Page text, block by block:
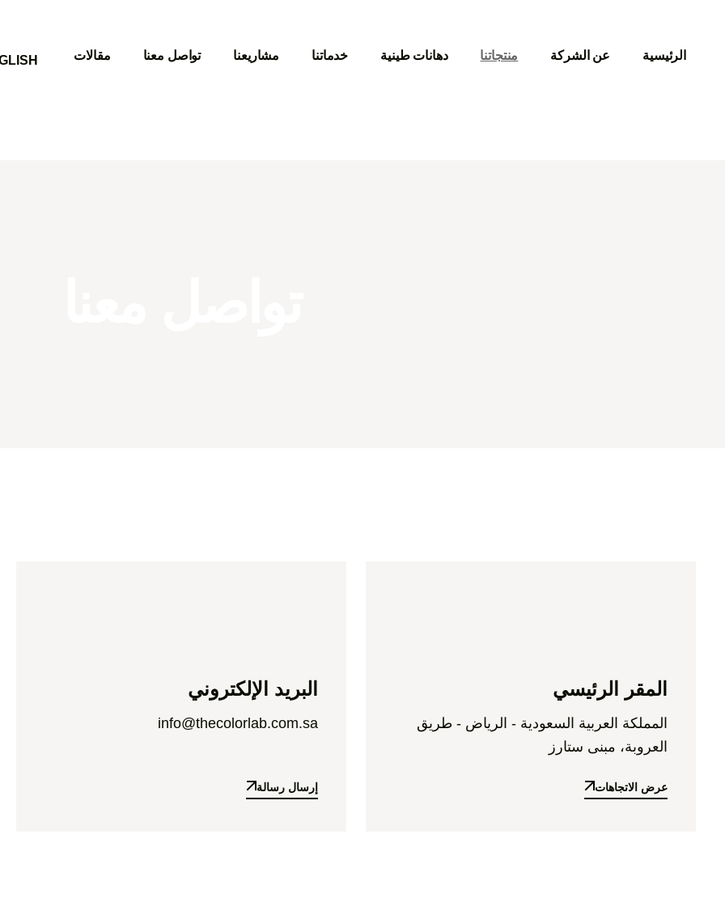
الرئيسية عن الشركة منتجاتنا دهانات طينية خدماتنا مشاريعنا تواصل معنا مقالات
المقر الرئيسي
المملكة العربية السعودية - الرياض - طريق
العروبة، مبنى ستارز
عرض الاتجاهات
عرض الاتجاهات
البريد الإلكتروني
info@thecolorlab.com.sa
إرسال رسالة
إرسال رسالة